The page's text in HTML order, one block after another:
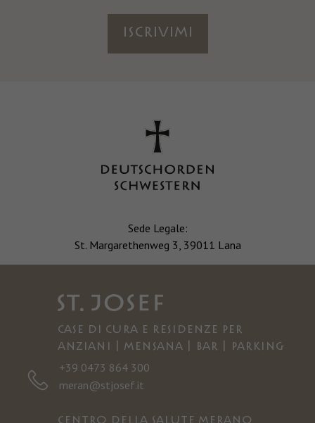
ISCRIVIMI
Sede Legale:
St. Margarethenweg 3, 39011 Lana
Case di cura e residenze per
anziani | Mensana | Bar | Parking
+39 0473 864 300
meran@stjosef.it